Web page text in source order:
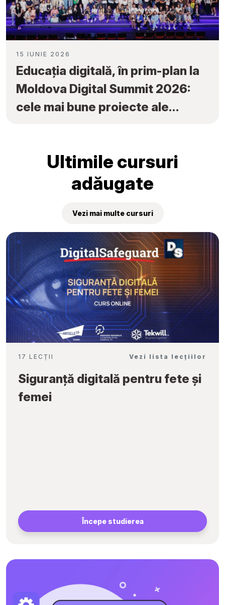
15 IUNIE 2026
Educația digitală, în prim-plan la
Moldova Digital Summit 2026:
cele mai bune proiecte ale
Ultimile cursuri
adăugate
Vezi mai multe cursuri
17 LECȚII Vezi lista lecțiilor
Siguranță digitală pentru fete și
femei
Începe studierea